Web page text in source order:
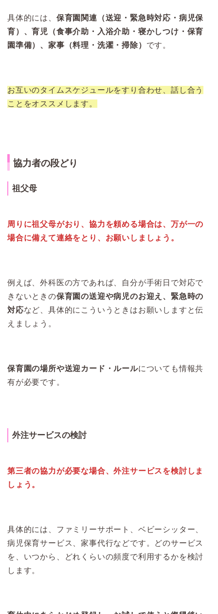
具体的には、 保育園関連（送迎・緊急時対応・病児保
育）、育児（食事介助・入浴介助・寝かしつけ・保育
園準備）、家事（料理・洗濯・掃除） です。
お互いのタイムスケジュールをすり合わせ、話し合う
ことをオススメします。
協力者の段どり
祖父母
周りに祖父母がおり、協力を頼める場合は、万が一の
場合に備えて連絡をとり、お願いしましょう。
例えば、外科医の方であれば、自分が手術日で対応で
きないときの保育園の送迎や病児のお迎え、緊急時の
対応など、具体的にこういうときはお願いしますと伝
えましょう。
保育園の場所や送迎カード・ルールについても情報共
有が必要です。
外注サービスの検討
第三者の協力が必要な場合、外注サービスを検討しま
しょう。
具体的には、ファミリーサポート、ベビーシッター、
病児保育サービス、家事代行などです。どのサービス
を、いつから、どれくらいの頻度で利用するかを検討
します。